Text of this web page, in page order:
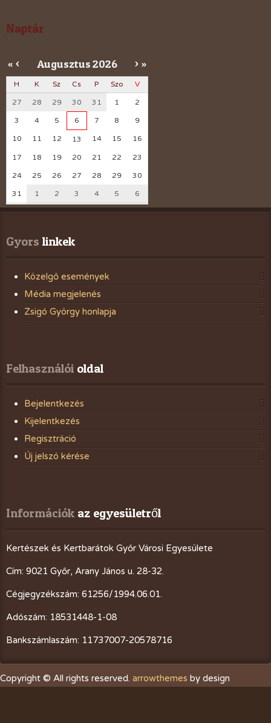
Naptár
« < Augusztus2026 > »
H K Sz Cs P Szo V
27 28 29 30 31 1 2
3 4 5 6 7 8 9
10 11 12 13 14 15 16
17 18 19 20 21 22 23
24 25 26 27 28 29 30
31 1 2 3 4 5 6
Gyors linkek
Közelgő események
Média megjelenés
Zsigó György honlapja
Felhasználói oldal
Bejelentkezés
Kijelentkezés
Regisztráció
Új jelszó kérése
Információk az egyesületről
Kertészek és Kertbarátok Győr Városi Egyesülete
Cím: 9021 Győr, Arany János u. 28-32.
Cégjegyzékszám: 61256/1994.06.01.
Adószám: 18531448-1-08
Bankszámlaszám: 11737007-20578716
Copyright © All rights reserved. arrowthemes by design